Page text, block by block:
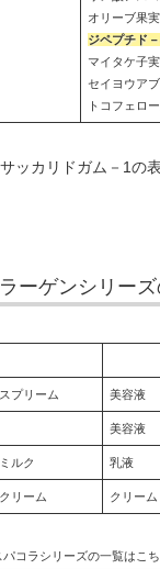
オリーブ果
ジペプチド
マイタケ子
セイヨウア
トコフェロ
ッカリドガム－1の
ーゲンシリー
プリーム 美容液
美容液
ルク 乳液
リーム クリーム
パコラシリーズの一覧はこ